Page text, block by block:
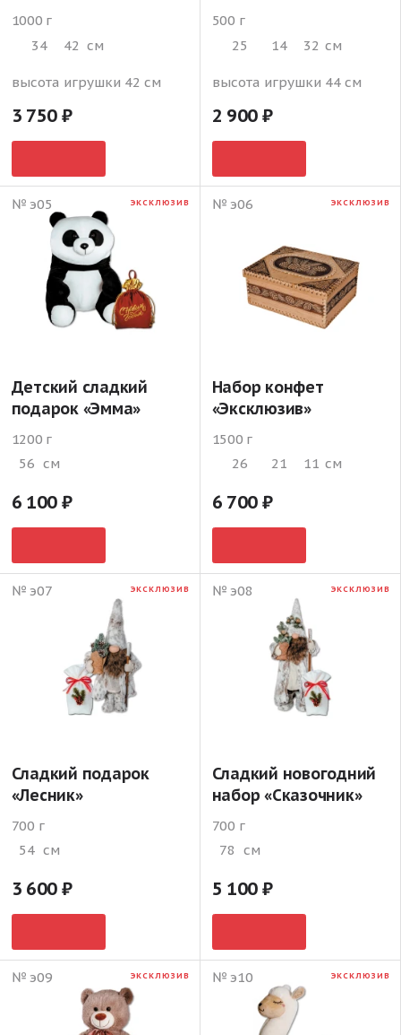
1000 г
34
42 см
высота игрушки 42 см
3 750
500 г
25
14 32 см
высота игрушки 44 см
2 900
№ э05 ЭКСКЛЮЗИВ
Детский сладкий
подарок «Эмма»
1200 г
56 см
6 100
№ э06 ЭКСКЛЮЗИВ
Набор конфет
«Эксклюзив»
1500 г
26
21 11 см
6 700
№ э07 ЭКСКЛЮЗИВ
Сладкий подарок
«Лесник»
700 г
54 см
3 600
№ э08 ЭКСКЛЮЗИВ
Сладкий новогодний
набор «Сказочник»
700 г
78 см
5 100
№ э09 ЭКСКЛЮЗИВ № э10 ЭКСКЛЮЗИВ